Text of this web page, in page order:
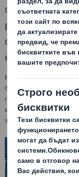
обогатения
разработихме
специално
контейнери.
Нашите палети не
благодарение на
проектирани така, че
морските контейнери,
значително